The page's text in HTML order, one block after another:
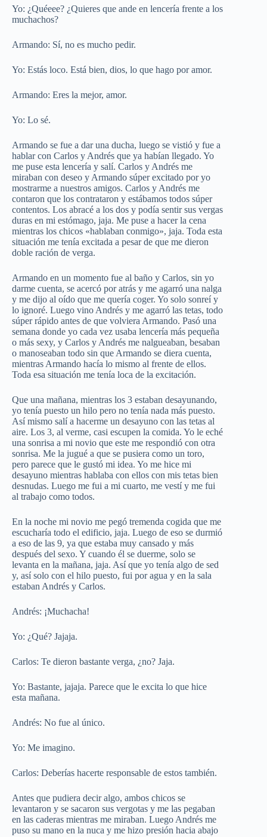
Yo: ¿Quéeee? ¿Quieres que ande en lencería frente a los
muchachos?
Armando: Sí, no es mucho pedir.
Yo: Estás loco. Está bien, dios, lo que hago por amor.
Armando: Eres la mejor, amor.
Yo: Lo sé.
Armando se fue a dar una ducha, luego se vistió y fue a
hablar con Carlos y Andrés que ya habían llegado. Yo
me puse esta lencería y salí. Carlos y Andrés me
miraban con deseo y Armando súper excitado por yo
mostrarme a nuestros amigos. Carlos y Andrés me
contaron que los contrataron y estábamos todos súper
contentos. Los abracé a los dos y podía sentir sus vergas
duras en mi estómago, jaja. Me puse a hacer la cena
mientras los chicos «hablaban conmigo», jaja. Toda esta
situación me tenía excitada a pesar de que me dieron
doble ración de verga.
Armando en un momento fue al baño y Carlos, sin yo
darme cuenta, se acercó por atrás y me agarró una nalga
y me dijo al oído que me quería coger. Yo solo sonreí y
lo ignoré. Luego vino Andrés y me agarró las tetas, todo
súper rápido antes de que volviera Armando. Pasó una
semana donde yo cada vez usaba lencería más pequeña
o más sexy, y Carlos y Andrés me nalgueaban, besaban
o manoseaban todo sin que Armando se diera cuenta,
mientras Armando hacía lo mismo al frente de ellos.
Toda esa situación me tenía loca de la excitación.
Que una mañana, mientras los 3 estaban desayunando,
yo tenía puesto un hilo pero no tenía nada más puesto.
Así mismo salí a hacerme un desayuno con las tetas al
aire. Los 3, al verme, casi escupen la comida. Yo le eché
una sonrisa a mi novio que este me respondió con otra
sonrisa. Me la jugué a que se pusiera como un toro,
pero parece que le gustó mi idea. Yo me hice mi
desayuno mientras hablaba con ellos con mis tetas bien
desnudas. Luego me fui a mi cuarto, me vestí y me fui
al trabajo como todos.
En la noche mi novio me pegó tremenda cogida que me
escucharía todo el edificio, jaja. Luego de eso se durmió
a eso de las 9, ya que estaba muy cansado y más
después del sexo. Y cuando él se duerme, solo se
levanta en la mañana, jaja. Así que yo tenía algo de sed
y, así solo con el hilo puesto, fui por agua y en la sala
estaban Andrés y Carlos.
Andrés: ¡Muchacha!
Yo: ¿Qué? Jajaja.
Carlos: Te dieron bastante verga, ¿no? Jaja.
Yo: Bastante, jajaja. Parece que le excita lo que hice
esta mañana.
Andrés: No fue al único.
Yo: Me imagino.
Carlos: Deberías hacerte responsable de estos también.
Antes que pudiera decir algo, ambos chicos se
levantaron y se sacaron sus vergotas y me las pegaban
en las caderas mientras me miraban. Luego Andrés me
puso su mano en la nuca y me hizo presión hacia abajo